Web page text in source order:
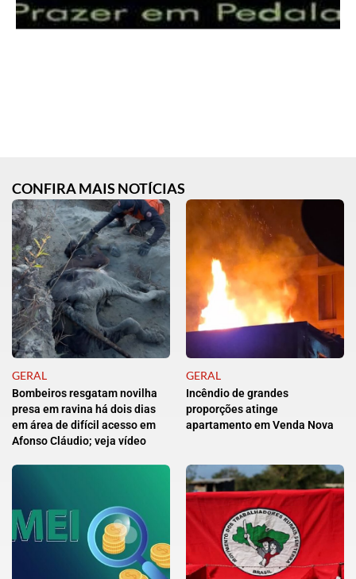
CONFIRA MAIS NOTÍCIAS
GERAL
Bombeiros resgatam novilha
presa em ravina há dois dias
em área de difícil acesso em
Afonso Cláudio; veja vídeo
GERAL
Incêndio de grandes
proporções atinge
apartamento em Venda Nova